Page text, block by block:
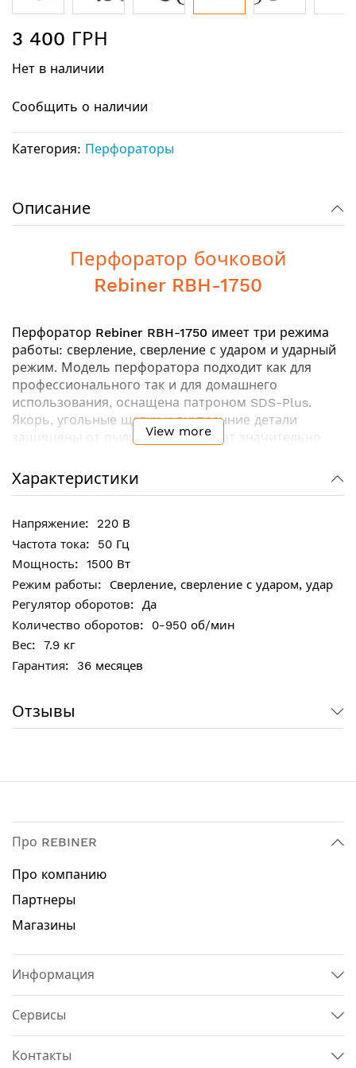
к
галереи
3 400 ГРН
Нет в наличии
Сообщить о наличии
Категория: Перфораторы
Описание
Перфоратор бочковой
Rebiner RBH-1750
Перфоратор Rebiner RBH-1750 имеет три режима
работы: сверление, сверление с ударом и ударный
режим. Модель перфоратора подходит как для
профессионального так и для домашнего
использования, оснащена патроном SDS-Plus.
Якорь, угольные щетки и внутренние детали
защищены от пыли, что позволяет значительно
инструмента. Предохранительная муфта защищает
инструмент от повреждений, а пользователя от
проведения сверлильных работ, а также разбивки
кирпича, бетона, камня и плитки. Он имеет
повышенную степень защиты от попадания внутрь
песка и пыли.
Ключевые особенности:
3 режима работы: сверление, сверление с
ударом, удар
заклинивании бура
Тип двигателя: щеточный
Количество ударов: 4200 уд / мин
Энергия удара: 5.5 Дж
Режимы работы: сверление, сверление с
ударом, удар
Максимальный диаметр сверления в стали: 13
View more
Характеристики
220 В
50 Гц
1500 Вт
Сверление, сверление с ударом, удар
Да
0-950 об/мин
7.9 кг
36 месяцев
Отзывы
Про REBINER
Про компанию
Партнеры
Магазины
Информация
Сервисы
Контакты